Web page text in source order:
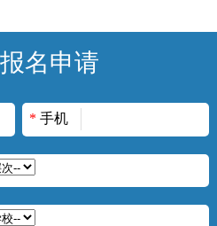
名申请
* 手机